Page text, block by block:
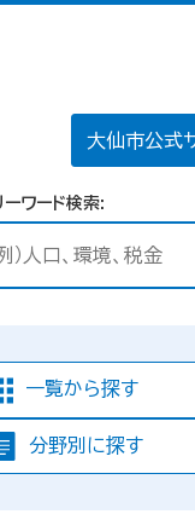
大仙市公式
ーワード検索
一覧から探す
分野別に探す
見つか